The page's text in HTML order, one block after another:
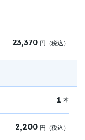
23,370 円（税込）
1 本
2,200 円（税込）